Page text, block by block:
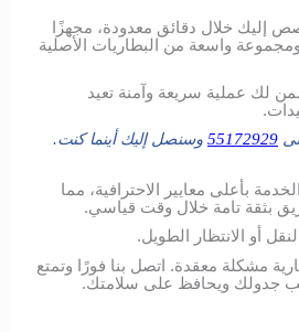
إليك خلال دقائق معدودة، مجهزًا
واسعة من البطاريات الأصلية
لك عملية سريعة وآمنة تعيد
55172929 وسنصل إليك أينما كنت.
بأعلى معايير الاحترافية، مما
بثقة تامة خلال وقت قياسي.
أو الانتظار الطويل.
مشكلة معقدة. اتصل بنا فورًا وتمتع
جدولك ويحافظ على سلامتك.